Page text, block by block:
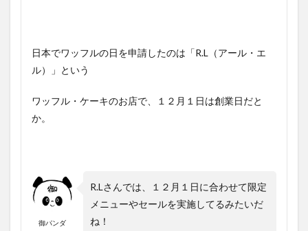
日本でワッフルの日を申請したのは「R.L（アール・エ
ル）」という
ワッフル・ケーキのお店で、１２月１日は創業日だと
か。
御パンダ
R.Lさんでは、１２月１日に合わせて限定
メニューやセールを実施してるみたいだ
ね！